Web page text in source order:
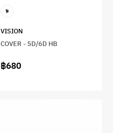
VISION
COVER - 5D/6D HB
฿680